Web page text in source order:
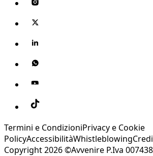
Termini e CondizioniPrivacy e Cookie
PolicyAccessibilitàWhistleblowing
Copyright 2026 ©Avvenire P.Iva